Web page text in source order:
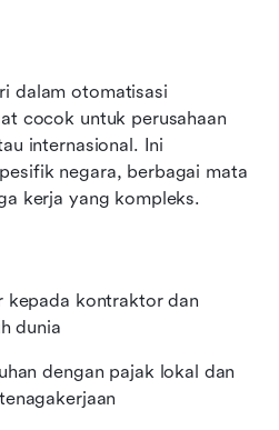
dalam otomatisasi
cocok untuk perusahaan
internasional. Ini
negara, berbagai mata
kerja yang kompleks.
kepada kontraktor dan
dunia
dengan pajak lokal dan